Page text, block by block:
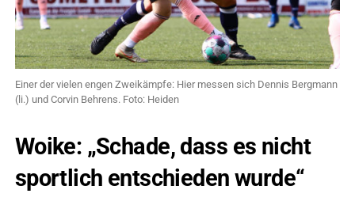
Einer der vielen engen Zweikämpfe: Hier messen sich Dennis Bergmann
(li.) und Corvin Behrens. Foto: Heiden
Woike: „Schade, dass es nicht
sportlich entschieden wurde“